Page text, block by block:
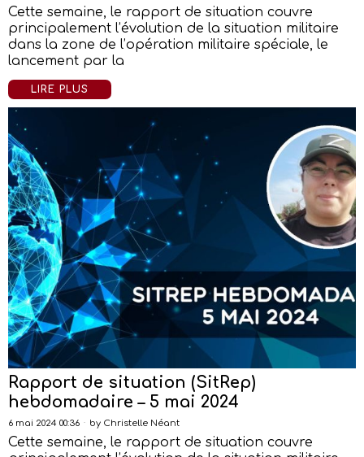
Cette semaine, le rapport de situation couvre
principalement l’évolution de la situation militaire
dans la zone de l’opération militaire spéciale, le
lancement par la
LIRE PLUS
Rapport de situation (SitRep)
hebdomadaire – 5 mai 2024
6 mai 2024 00:36 by Christelle Néant
Cette semaine, le rapport de situation couvre